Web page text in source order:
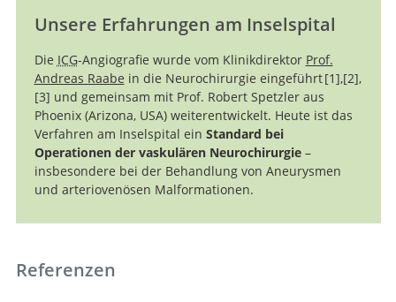
Prospective evaluation of surgical
indocyanine green angiography during cerebral
arteriovenous malformation surgery.
Unsere Erfahrungen am Inselspital
Die ICG-Angiografie wurde vom Klinikdirektor Prof.
Andreas Raabe in die Neurochirurgie eingeführt 1
Near-infrared indocyanine green video angiography: a
new method for intraoperative assessment of vascular
flow.
, 2
Technique and image quality
of intraoperative indocyanine green angiography
during aneurysm surgery using surgical microscope
integrated near-infrared video technology.
,
3
Prospective evaluation of surgical microscope-
integrated intraoperative near-infrared indocyanine
green videoangiography during aneurysm surgery.
und gemeinsam mit Prof. Robert Spetzler aus
Phoenix (Arizona, USA) weiterentwickelt. Heute ist das
Verfahren am Inselspital ein Standard bei
Operationen der vaskulären Neurochirurgie–
insbesondere bei der Behandlung von Aneurysmen
und arteriovenösen Malformationen.
Referenzen